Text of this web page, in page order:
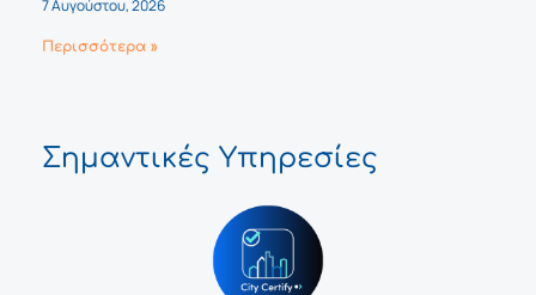
7 Αυγούστου, 2026
Περισσότερα »
Σημαντικές Υπηρεσίες